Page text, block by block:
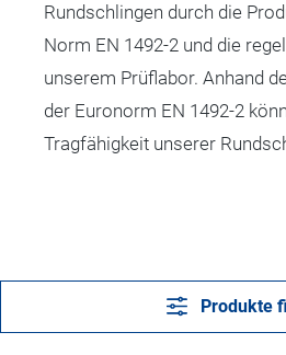
Rundschlingen durch die
Norm EN 1492-2 und die
unserem Prüflabor. Anhand
der Euronorm EN 1492-2
Tragfähigkeit unserer
Produkte